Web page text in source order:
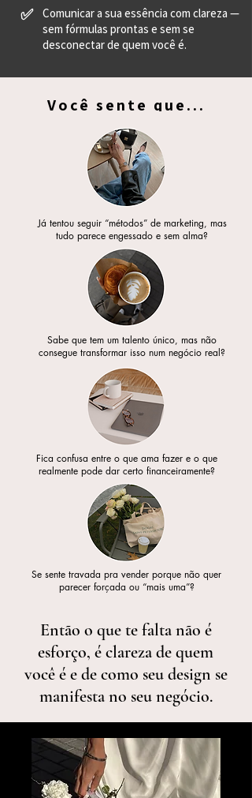
✅
Comunicar a sua essência com clareza —
sem fórmulas prontas e sem se
desconectar de quem você é.
Você sente que...
Já tentou seguir “métodos” de marketing, mas
tudo parece engessado e sem alma?
Sabe que tem um talento único, mas não
consegue transformar isso num negócio real?
Fica confusa entre o que ama fazer e o que
realmente pode dar certo financeiramente?
Se sente travada pra vender porque não quer
parecer forçada ou “mais uma”?
Então o que te falta não é
esforço, é clareza de quem
você é e de como seu design se
manifesta no seu negócio.